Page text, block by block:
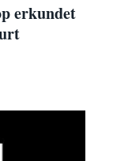
erkundet